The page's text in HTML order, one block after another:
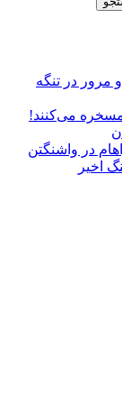
مرور در تنگه
مسخره می‌کنند!
در واشنگتن
اخیر